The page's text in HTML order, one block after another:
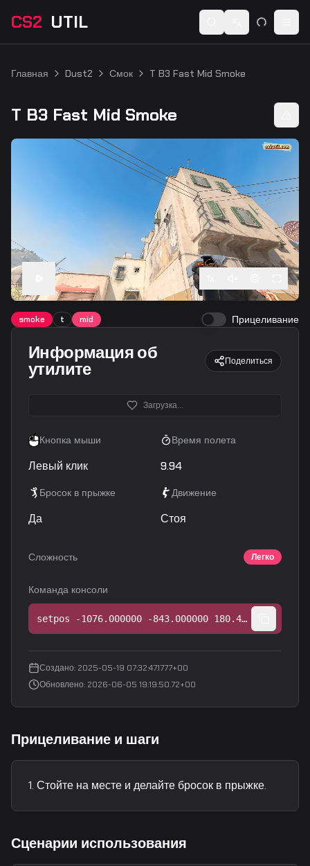
CS2 UTIL Switch language
Главная Dust2 Смок T B3 Fast Mid Smoke
T B3 Fast Mid Smoke
smoke t mid Прицеливание
Информация об
утилите Поделиться
Загрузка...
Кнопка мыши
Левый клик
Время полета
9.94
Бросок в прыжке
Да
Движение
Стоя
Сложность Легко
Команда консоли
setpos -1076.000000 -843.000000 180.476974;setang -41.409504 76.764160 0.000000
Создано: 2025-05-19 07:32:47.1777+00
Обновлено: 2026-06-05 19:19:50.72+00
Прицеливание и шаги
Стойте на месте и делайте бросок в прыжке.
Сценарии использования